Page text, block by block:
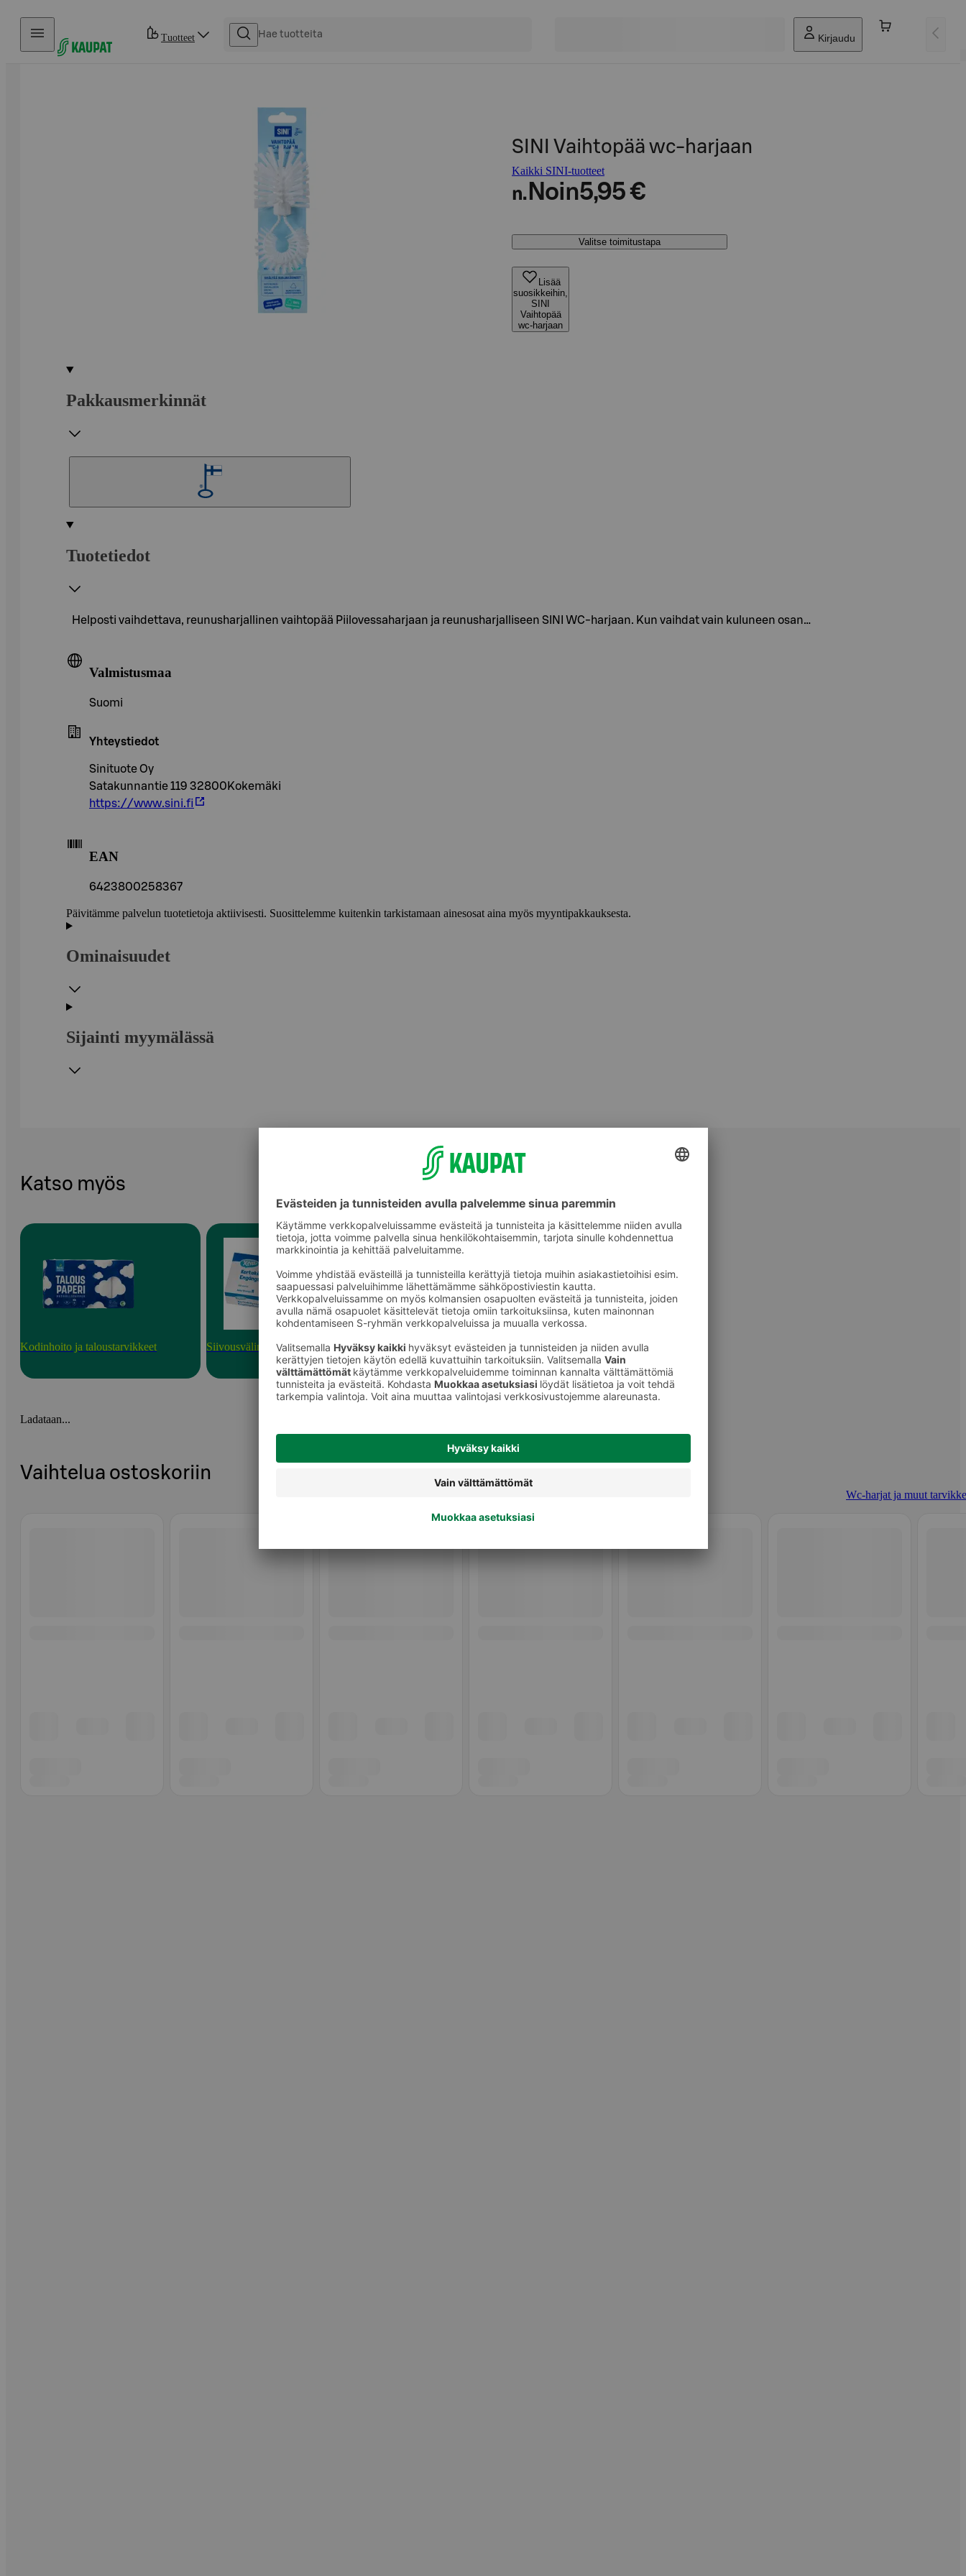
Hyppää sisältöön
Tuotteet Kirjaudu
SINI Vaihtopää wc-harjaan
Kaikki SINI-tuotteet
n. Noin5,95 €
Valitse toimitustapa
Lisää
suosikkeihin,
SINI
Vaihtopää
wc-harjaan
Pakkausmerkinnät
Tuotetiedot
Helposti vaihdettava, reunusharjallinen vaihtopää Piilovessaharjaan ja reunusharjalliseen SINI WC-harjaan. Kun vaihdat vain kuluneen osan…
Valmistusmaa
Suomi
Yhteystiedot
Sinituote Oy
Satakunnantie 119 32800Kokemäki
https://www.sini.fi
EAN
6423800258367
Päivitämme palvelun tuotetietoja aktiivisesti. Suosittelemme kuitenkin tarkistamaan ainesosat aina myös myyntipakkauksesta.
Ominaisuudet
Sijainti myymälässä
Katso myös
Kodinhoito ja taloustarvikkeet Siivousvälineet ja tarvikkeet Wc-harjat ja muut tarvikkeet
Ladataan...
Vaihtelua ostoskoriin
Wc-harjat ja muut